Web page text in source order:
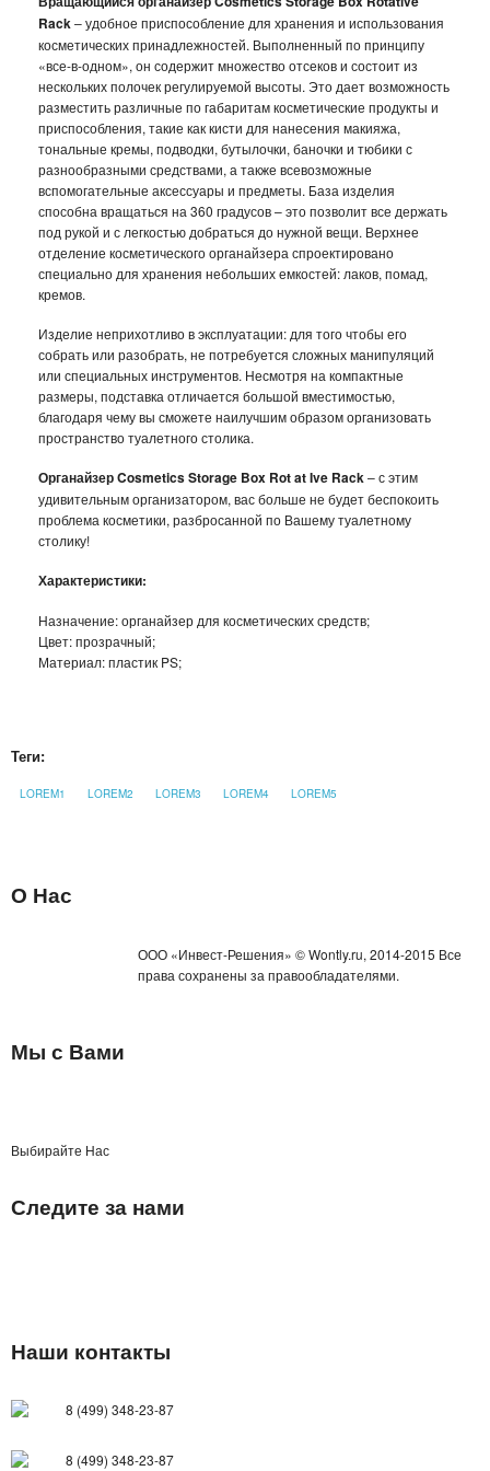
ТРЕНАЖЕРЫ
ХОЗТОВАРЫ
ЗОНТЫ
ТОВАРЫ ДЛЯ КУХНИ
ТЕРМОСЫ
ТЕРМОКРУЖКИ
ТОВАРЫ ДЛЯ САДА
ОСВЕЩЕНИЕ
ОХЛАЖДАЮЩИЕ СТАКАНЫ
ШЛАНГИ XHOSE
БУТЫЛКИ ДЛЯ ВОДЫ
ЛАНЧ БОКСЫ ДЛЯ ЕДЫ
ДОЗАТОРЫ
ШЕЙКЕРЫ
АВТОАКСЕССУАРЫ
АНТИДОЖДЬ
СПОРТИВНЫЕ ТОВАРЫ
ТРЕНИРОВОЧНЫЕ МАСКИ
ТОВАРЫ ДЛЯ ФИТНЕСА
НАДУВНОЙ ДИВАН ЛАМЗАК
НАДУВНЫЕ МАТРАСЫ И КРУГИ
ГАДЖЕТЫ
Rack– удобное приспособление для хранения и использования
косметических принадлежностей. Выполненный по принципу
«все-в-одном», он содержит множество отсеков и состоит из
нескольких полочек регулируемой высоты. Это дает возможность
разместить различные по габаритам косметические продукты и
приспособления, такие как кисти для нанесения макияжа,
тональные кремы, подводки, бутылочки, баночки и тюбики с
разнообразными средствами, а также всевозможные
вспомогательные аксессуары и предметы. База изделия
способна вращаться на 360 градусов – это позволит все держать
под рукой и с легкостью добраться до нужной вещи. Верхнее
отделение косметического органайзера спроектировано
специально для хранения небольших емкостей: лаков, помад,
кремов.
Изделие неприхотливо в эксплуатации: для того чтобы его
собрать или разобрать, не потребуется сложных манипуляций
или специальных инструментов. Несмотря на компактные
размеры, подставка отличается большой вместимостью,
благодаря чему вы сможете наилучшим образом организовать
пространство туалетного столика.
Органайзер Cosmetics Storage Box Rot at Ive Rack– с этим
удивительным организатором, вас больше не будет беспокоить
проблема косметики, разбросанной по Вашему туалетному
столику!
Характеристики:
Назначение: органайзер для косметических средств;
Цвет: прозрачный;
Материал: пластик PS;
Теги:
LOREM1 LOREM2 LOREM3 LOREM4 LOREM5
О Нас
ООО «Инвест-Решения» © Wontly.ru, 2014-2015 Все
права сохранены за правообладателями.
Мы с Вами
Выбирайте Нас
Следите за нами
Наши контакты
8 (499) 348-23-87
8 (499) 348-23-87